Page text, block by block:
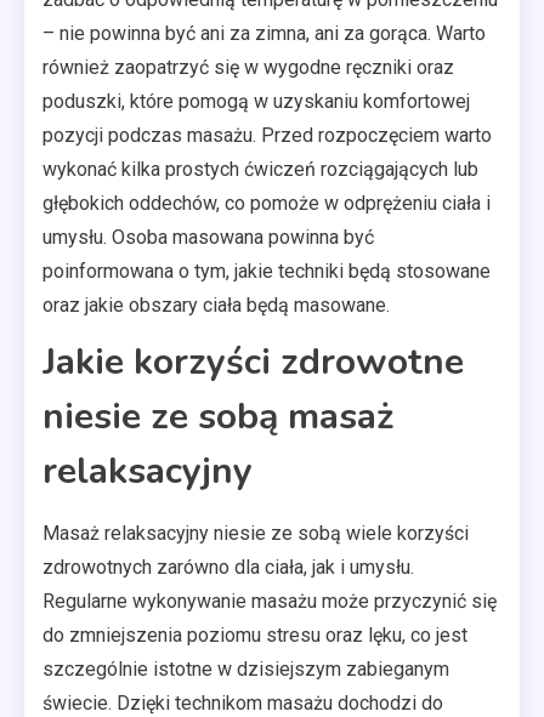
– nie powinna być ani za zimna, ani za gorąca. Warto
również zaopatrzyć się w wygodne ręczniki oraz
poduszki, które pomogą w uzyskaniu komfortowej
pozycji podczas masażu. Przed rozpoczęciem warto
wykonać kilka prostych ćwiczeń rozciągających lub
głębokich oddechów, co pomoże w odprężeniu ciała i
umysłu. Osoba masowana powinna być
poinformowana o tym, jakie techniki będą stosowane
oraz jakie obszary ciała będą masowane.
Jakie korzyści zdrowotne
niesie ze sobą masaż
relaksacyjny
Masaż relaksacyjny niesie ze sobą wiele korzyści
zdrowotnych zarówno dla ciała, jak i umysłu.
Regularne wykonywanie masażu może przyczynić się
do zmniejszenia poziomu stresu oraz lęku, co jest
szczególnie istotne w dzisiejszym zabieganym
świecie. Dzięki technikom masażu dochodzi do